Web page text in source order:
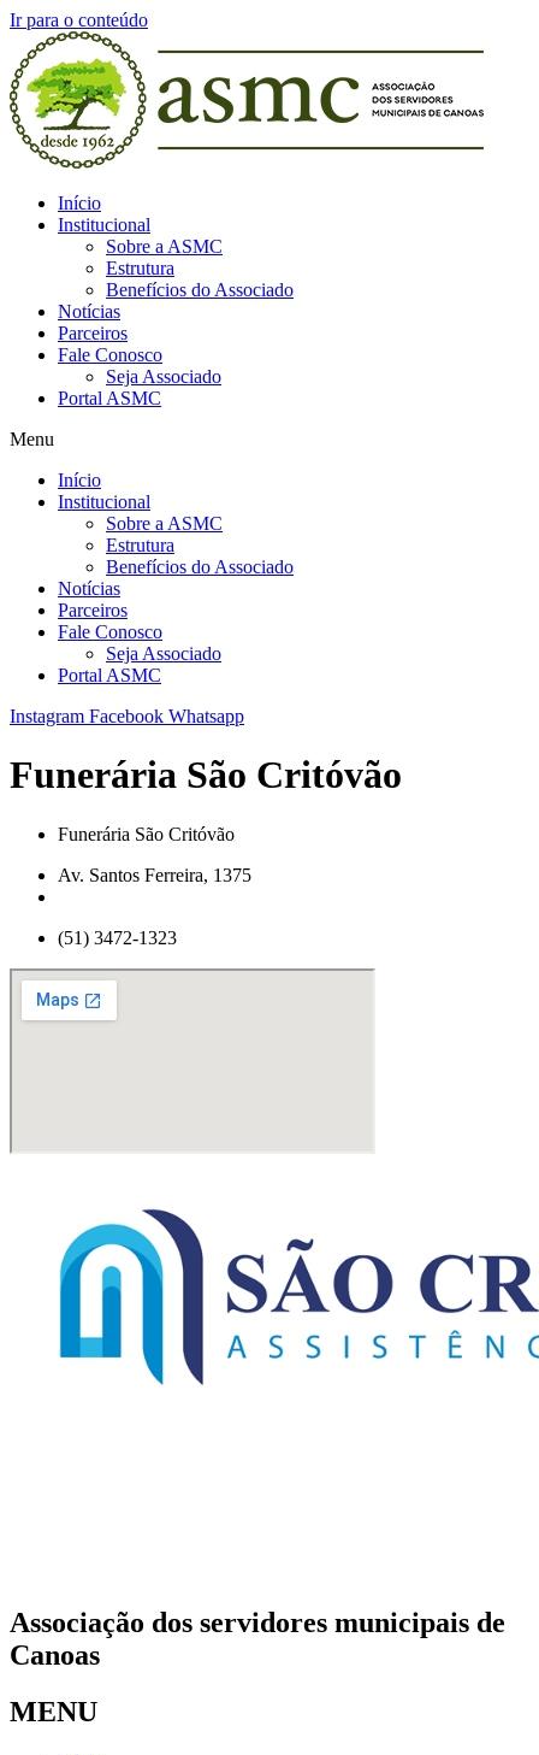
Ir para o conteúdo
Início
Institucional
Sobre a ASMC
Estrutura
Benefícios do Associado
Notícias
Parceiros
Fale Conosco
Seja Associado
Portal ASMC
Menu
Início
Institucional
Sobre a ASMC
Estrutura
Benefícios do Associado
Notícias
Parceiros
Fale Conosco
Seja Associado
Portal ASMC
Instagram Facebook Whatsapp
Funerária São Critóvão
Funerária São Critóvão
Av. Santos Ferreira, 1375
(51) 3472-1323
Associação dos servidores municipais de
Canoas
MENU